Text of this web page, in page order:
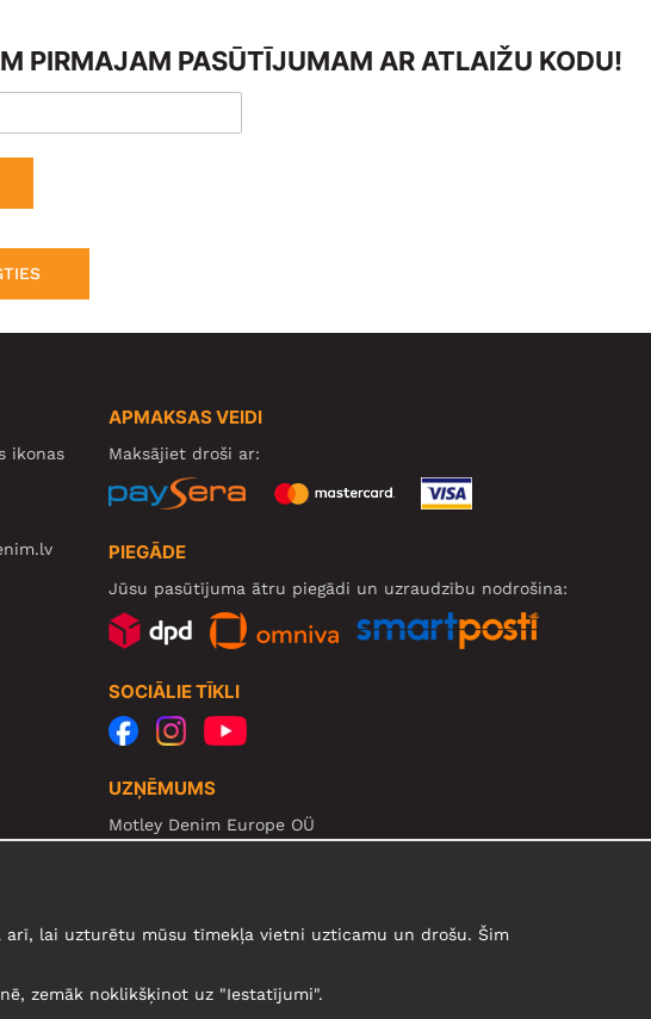
PIRMAJAM PASŪTĪJUMAM AR ATLAIŽU KODU!
ikonas
APMAKSAS VEIDI
Maksājiet droši ar:
PIEGĀDE
Jūsu pasūtījuma ātru piegādi un uzraudzību nodrošina:
SOCIĀLIE TĪKLI
UZŅĒMUMS
Motley Denim Europe OÜ
arī, lai uzturētu mūsu tīmekļa vietni uzticamu un drošu. Šim
zemāk noklikšķinot uz "Iestatījumi".